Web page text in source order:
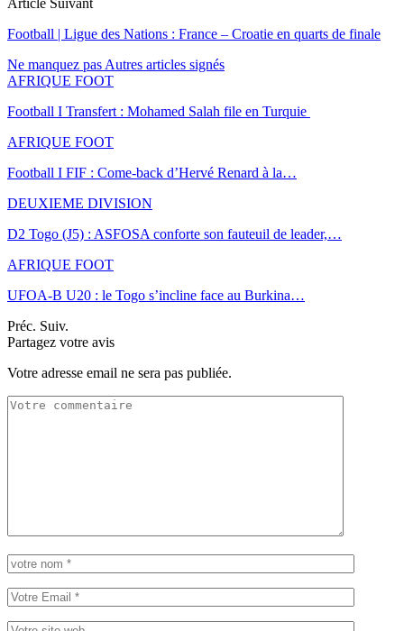
Football | Ligue des Nations : France – Croatie en quarts de finale
Ne manquez pas Autres articles signés
AFRIQUE FOOT
Football I Transfert : Mohamed Salah file en Turquie
AFRIQUE FOOT
Football I FIF : Come-back d’Hervé Renard à la…
DEUXIEME DIVISION
D2 Togo (J5) : ASFOSA conforte son fauteuil de leader,…
AFRIQUE FOOT
UFOA-B U20 : le Togo s’incline face au Burkina…
Préc. Suiv.
Partagez votre avis
Votre adresse email ne sera pas publiée.